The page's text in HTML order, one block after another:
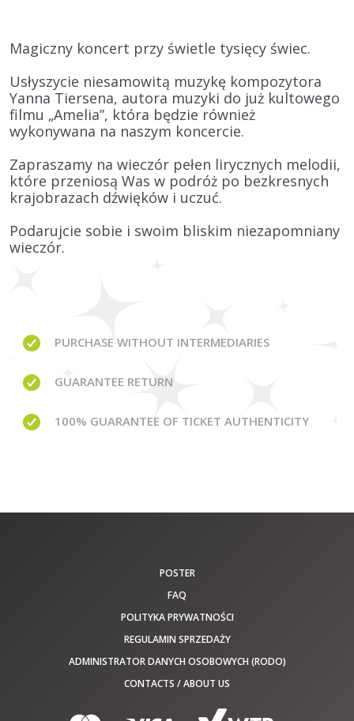
Magiczny koncert przy świetle tysięcy świec.
Usłyszycie niesamowitą muzykę kompozytora
Yanna Tiersena, autora muzyki do już kultowego
filmu „Amelia”, która będzie również
wykonywana na naszym koncercie.
Zapraszamy na wieczór pełen lirycznych melodii,
które przeniosą Was w podróż po bezkresnych
krajobrazach dźwięków i uczuć.
Podarujcie sobie i swoim bliskim niezapomniany
wieczór.
PURCHASE WITHOUT INTERMEDIARIES
GUARANTEE RETURN
100% GUARANTEE OF TICKET AUTHENTICITY
POSTER
FAQ
POLITYKA PRYWATNOŚCI
REGULAMIN SPRZEDAŻY
ADMINISTRATOR DANYCH OSOBOWYCH (RODO)
CONTACTS / ABOUT US